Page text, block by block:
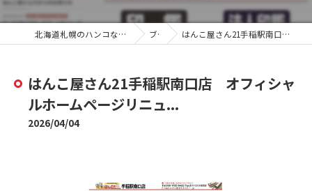
北海道札幌のハンコならはんこ屋さん21手稲駅南口店 ブログ はんこ屋さん21手稲駅南口店 オフィシャルホームページリニュ...
はんこ屋さん21手稲駅南口店 オフィシャ
ルホームページリニュ...
2026/04/04